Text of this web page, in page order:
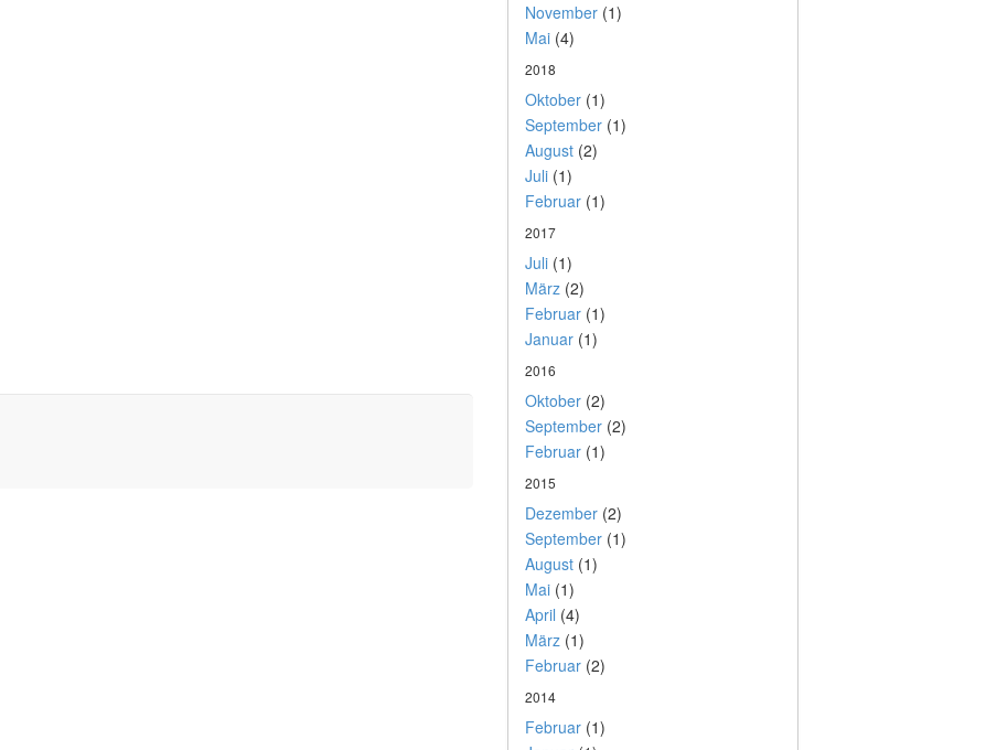
November(1)
Mai(4)
2018
Oktober(1)
September(1)
August(2)
Juli(1)
Februar(1)
2017
Juli(1)
März(2)
Februar(1)
Januar(1)
2016
Oktober(2)
September(2)
Februar(1)
2015
Dezember(2)
September(1)
August(1)
Mai(1)
April (4)
März(1)
Februar(2)
2014
Februar(1)